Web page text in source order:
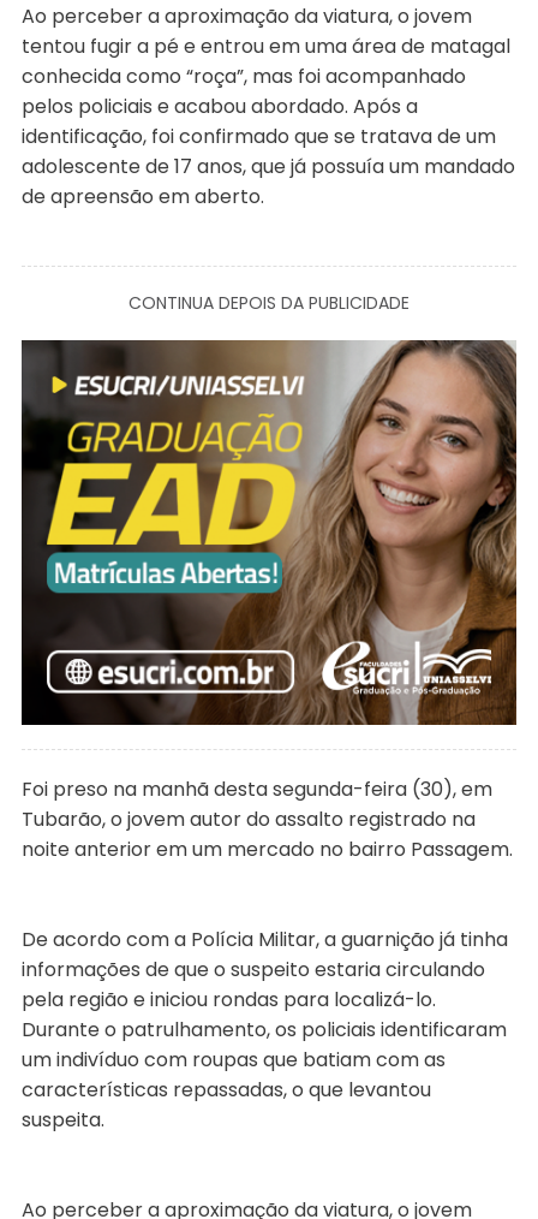
Ao perceber a aproximação da viatura, o jovem
tentou fugir a pé e entrou em uma área de matagal
conhecida como “roça”, mas foi acompanhado
pelos policiais e acabou abordado. Após a
identificação, foi confirmado que se tratava de um
adolescente de 17 anos, que já possuía um mandado
de apreensão em aberto.
CONTINUA DEPOIS DA PUBLICIDADE
Foi preso na manhã desta segunda-feira (30), em
Tubarão, o jovem autor do assalto registrado na
noite anterior em um mercado no bairro Passagem.
De acordo com a Polícia Militar, a guarnição já tinha
informações de que o suspeito estaria circulando
pela região e iniciou rondas para localizá-lo.
Durante o patrulhamento, os policiais identificaram
um indivíduo com roupas que batiam com as
características repassadas, o que levantou
suspeita.
Ao perceber a aproximação da viatura, o jovem